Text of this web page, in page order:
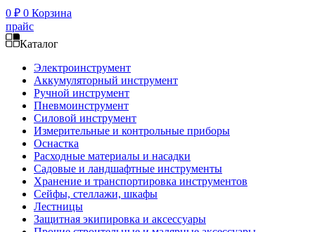
0 ₽ 0 Корзина
прайс
Каталог
Электроинструмент
Аккумуляторный инструмент
Ручной инструмент
Пневмоинструмент
Силовой инструмент
Измерительные и контрольные приборы
Оснастка
Расходные материалы и насадки
Садовые и ландшафтные инструменты
Хранение и транспортировка инструментов
Сейфы, стеллажи, шкафы
Лестницы
Защитная экипировка и аксессуары